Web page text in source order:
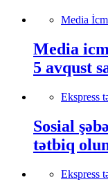
Media
Media
5 avqust
Ekspress
Sosial
tətbiq
Ekspress